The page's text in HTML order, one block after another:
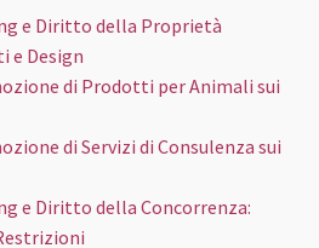
e Diritto della Proprietà
e Design
di Prodotti per Animali sui
di Servizi di Consulenza sui
e Diritto della Concorrenza: